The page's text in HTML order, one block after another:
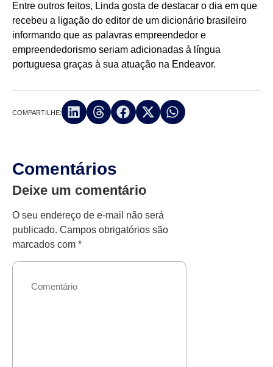
Entre outros feitos, Linda gosta de destacar o dia em que
recebeu a ligação do editor de um dicionário brasileiro
informando que as palavras empreendedor e
empreendedorismo seriam adicionadas à língua
portuguesa graças à sua atuação na Endeavor.
COMPARTILHE:
Comentários
Deixe um comentário
O seu endereço de e-mail não será
publicado. Campos obrigatórios são
marcados com *